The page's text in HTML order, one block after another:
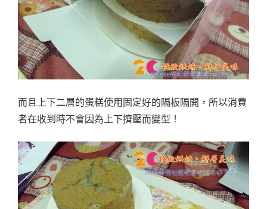
而且上下二層的蛋糕使用固定好的隔板隔開，所以消費
者在收到時不會因為上下擠壓而變型！